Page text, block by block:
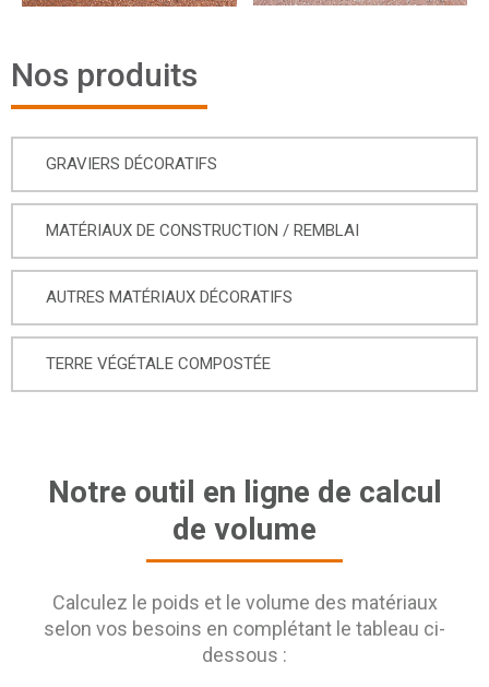
Nos produits
GRAVIERS DÉCORATIFS
MATÉRIAUX DE CONSTRUCTION / REMBLAI
AUTRES MATÉRIAUX DÉCORATIFS
TERRE VÉGÉTALE COMPOSTÉE
Notre outil en ligne de calcul
de volume
Calculez le poids et le volume des matériaux
selon vos besoins en complétant le tableau ci-
dessous :